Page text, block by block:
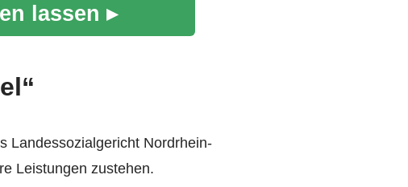
lassen ▸
Landessozialgericht Nordrhein-
Leistungen zustehen.